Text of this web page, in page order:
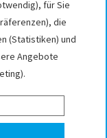
für Sie
die
(Statistiken) und
Angebote
Cookie-Einstellungen
by interface medien